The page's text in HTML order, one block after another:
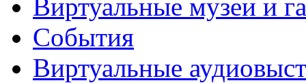
Виртуальные музеи и
События
Виртуальные